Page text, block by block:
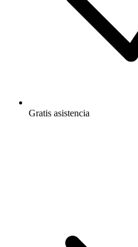
Gratis asistencia